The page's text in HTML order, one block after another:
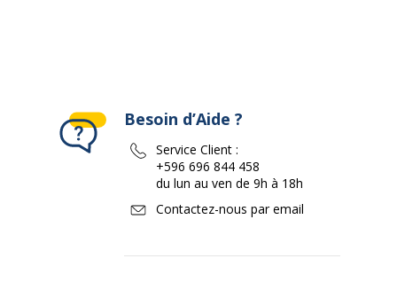
Besoin d’Aide ?
Service Client :
+596 696 844 458
du lun au ven de 9h à 18h
Contactez-nous par email